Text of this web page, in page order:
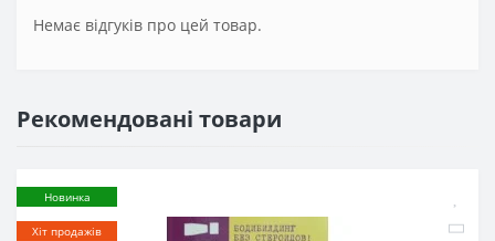
Немає відгуків про цей товар.
Рекомендовані товари
Новинка
Хіт продажів